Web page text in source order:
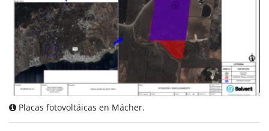
Placas fotovoltáicas en Mácher.